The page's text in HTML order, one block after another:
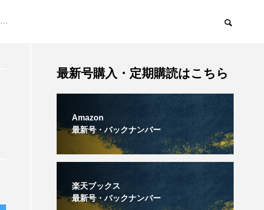
最新号購入・定期購読はこちら
Amazon
最新号・バックナンバー
楽天ブックス
最新号・バックナンバー